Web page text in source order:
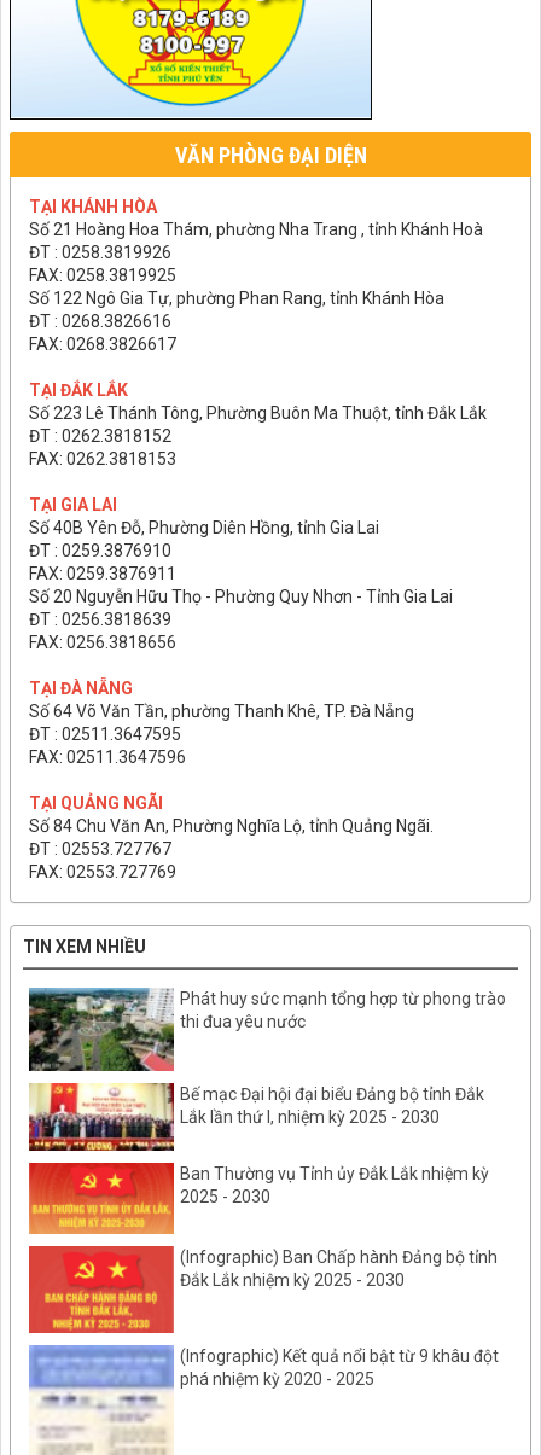
VĂN PHÒNG ĐẠI DIỆN
TẠI KHÁNH HÒA
Số 21 Hoàng Hoa Thám, phường Nha Trang , tỉnh Khánh Hoà
ĐT : 0258.3819926
FAX: 0258.3819925
Số 122 Ngô Gia Tự, phường Phan Rang, tỉnh Khánh Hòa
ĐT : 0268.3826616
FAX: 0268.3826617
TẠI ĐẮK LẮK
Số 223 Lê Thánh Tông, Phường Buôn Ma Thuột, tỉnh Đắk Lắk
ĐT : 0262.3818152
FAX: 0262.3818153
TẠI GIA LAI
Số 40B Yên Đỗ, Phường Diên Hồng, tỉnh Gia Lai
ĐT : 0259.3876910
FAX: 0259.3876911
Số 20 Nguyễn Hữu Thọ - Phường Quy Nhơn - Tỉnh Gia Lai
ĐT : 0256.3818639
FAX: 0256.3818656
TẠI ĐÀ NẴNG
Số 64 Võ Văn Tần, phường Thanh Khê, TP. Đà Nẵng
ĐT : 02511.3647595
FAX: 02511.3647596
TẠI QUẢNG NGÃI
Số 84 Chu Văn An, Phường Nghĩa Lộ, tỉnh Quảng Ngãi.
ĐT : 02553.727767
FAX: 02553.727769
TIN XEM NHIỀU
Phát huy sức mạnh tổng hợp từ phong trào
thi đua yêu nước
Bế mạc Đại hội đại biểu Đảng bộ tỉnh Đắk
Lắk lần thứ I, nhiệm kỳ 2025 - 2030
Ban Thường vụ Tỉnh ủy Đắk Lắk nhiệm kỳ
2025 - 2030
(Infographic) Ban Chấp hành Đảng bộ tỉnh
Đắk Lắk nhiệm kỳ 2025 - 2030
(Infographic) Kết quả nổi bật từ 9 khâu đột
phá nhiệm kỳ 2020 - 2025